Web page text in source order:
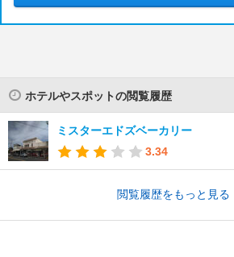
ホテルやスポットの閲覧履歴
ミスターエドズベーカリー
3.34
閲覧履歴をもっと見る